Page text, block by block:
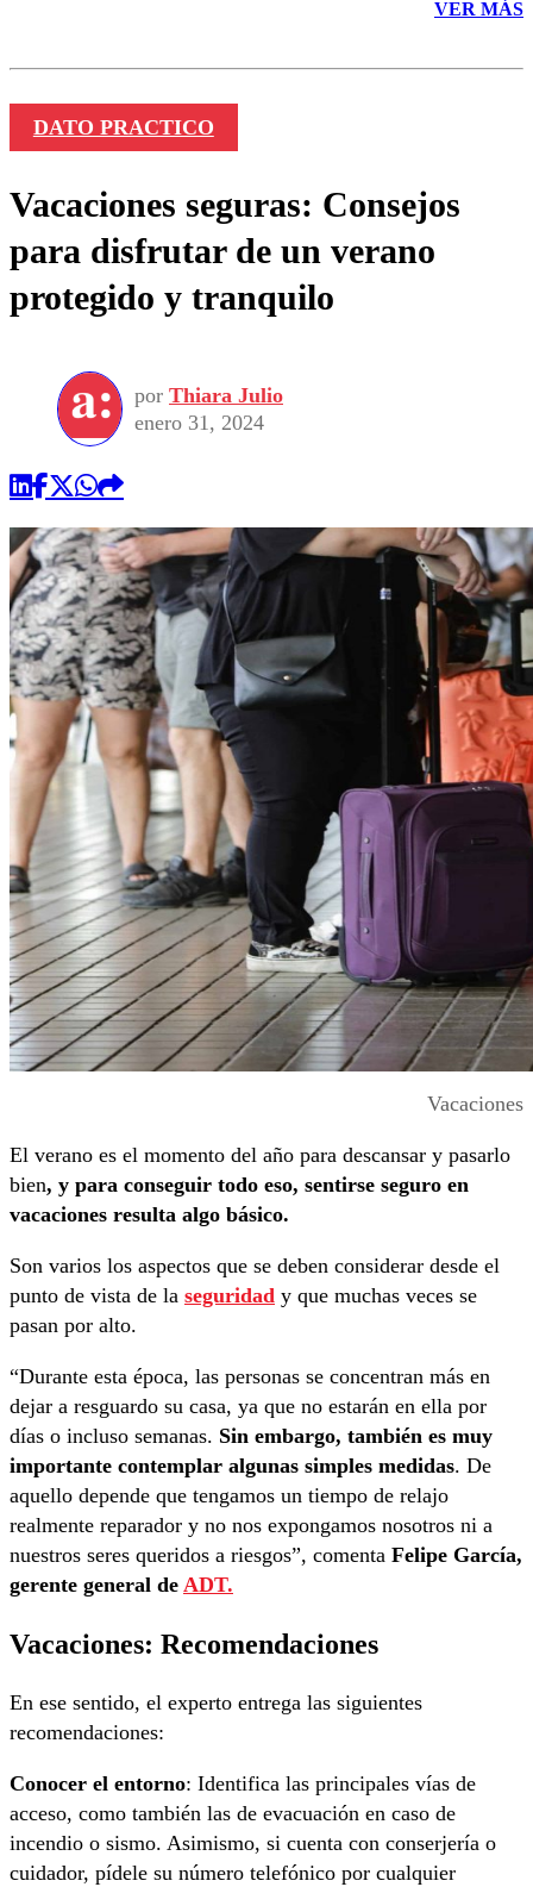
VER MÁS
DATO PRACTICO
Vacaciones seguras: Consejos
para disfrutar de un verano
protegido y tranquilo
por Thiara Julio
enero 31, 2024
Vacaciones
El verano es el momento del año para descansar y pasarlo
bien, y para conseguir todo eso, sentirse seguro en
vacaciones resulta algo básico.
Son varios los aspectos que se deben considerar desde el
punto de vista de la seguridad y que muchas veces se
pasan por alto.
“Durante esta época, las personas se concentran más en
dejar a resguardo su casa, ya que no estarán en ella por
días o incluso semanas. Sin embargo, también es muy
importante contemplar algunas simples medidas. De
aquello depende que tengamos un tiempo de relajo
realmente reparador y no nos expongamos nosotros ni a
nuestros seres queridos a riesgos”, comenta Felipe García,
gerente general de ADT.
Vacaciones: Recomendaciones
En ese sentido, el experto entrega las siguientes
recomendaciones:
Conocer el entorno: Identifica las principales vías de
acceso, como también las de evacuación en caso de
incendio o sismo. Asimismo, si cuenta con conserjería o
cuidador, pídele su número telefónico por cualquier